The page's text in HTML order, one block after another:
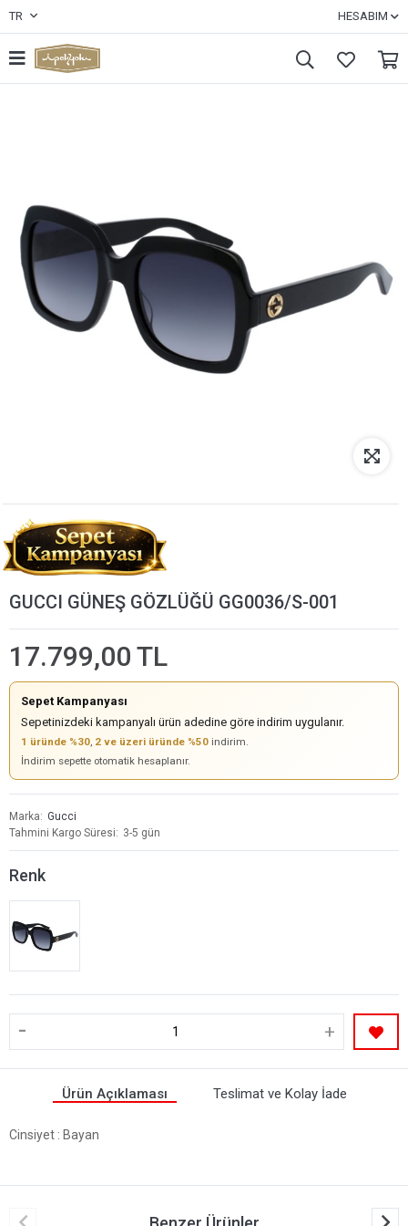
TR HESABIM
GUCCI GÜNEŞ GÖZLÜĞÜ GG0036/S-001
17.799,00 TL
Sepet Kampanyası
Sepetinizdeki kampanyalı ürün adedine göre indirim uygulanır.
1 üründe %30, 2 ve üzeri üründe %50 indirim.
İndirim sepette otomatik hesaplanır.
Marka
Gucci
Tahmini Kargo Süresi
3-5 gün
Renk
- +
Ürün Açıklaması Teslimat ve Kolay İade
Cinsiyet : Bayan